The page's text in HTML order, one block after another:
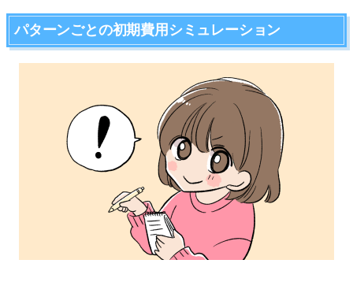
パターンごとの初期費用シミュレーション